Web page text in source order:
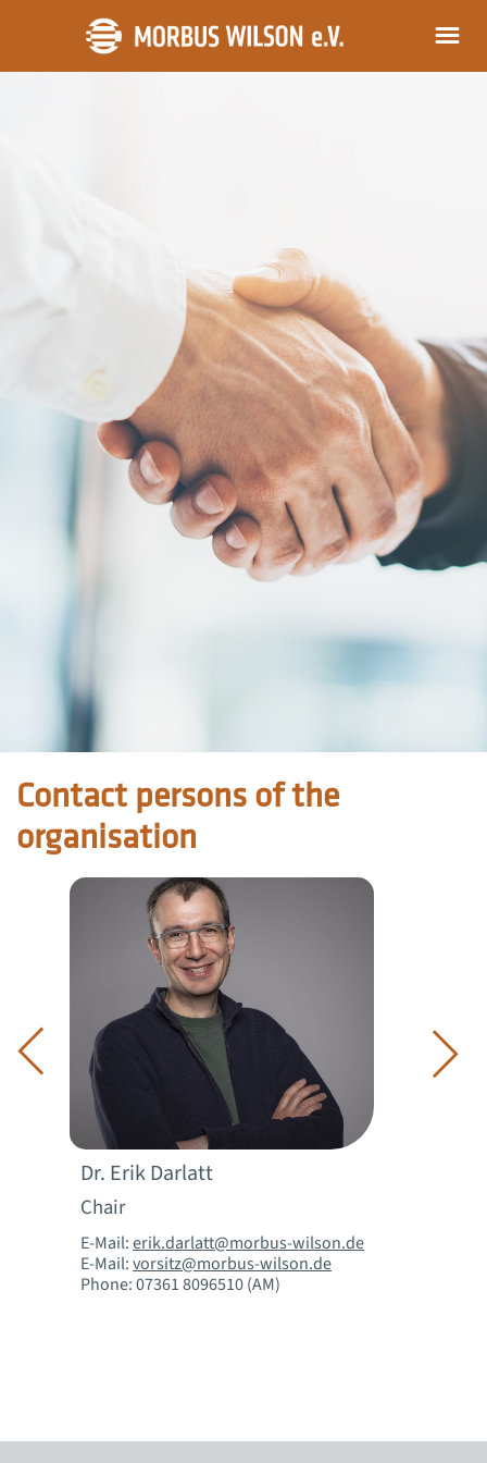
Contact persons of the
organisation
Dr. Erik Darlatt
Chair
E-Mail:erik.darlatt@morbus-wilson.de
E-Mail:vorsitz@morbus-wilson.de
Phone: 07361 8096510 (AM)